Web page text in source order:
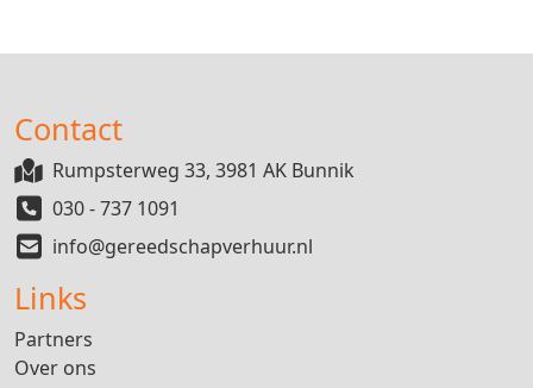
Contact
Rumpsterweg 33, 3981 AK Bunnik
030 - 737 1091
info@gereedschapverhuur.nl
Links
Partners
Over ons